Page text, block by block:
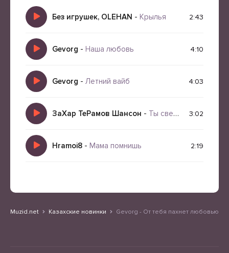
Без игрушек, OLEHAN - Крылья 2:43
Gevorg - Наша любовь 4:10
Gevorg - Летний вайб 4:03
ЗаХар ТеРамов Шансон - Ты свела сума 3:02
Hramoi8 - Мама помнишь 2:19
Muzid.net Казахские новинки Gevorg - От тебя пахнет любовью